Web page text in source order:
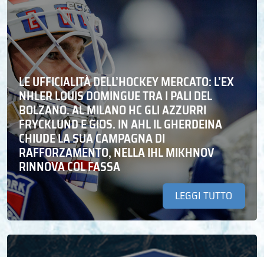
LE UFFICIALITÀ DELL’HOCKEY MERCATO: L’EX
NHLER LOUIS DOMINGUE TRA I PALI DEL
BOLZANO. AL MILANO HC GLI AZZURRI
FRYCKLUND E GIOS. IN AHL IL GHERDEINA
CHIUDE LA SUA CAMPAGNA DI
RAFFORZAMENTO, NELLA IHL MIKHNOV
RINNOVA COL FASSA
LEGGI TUTTO